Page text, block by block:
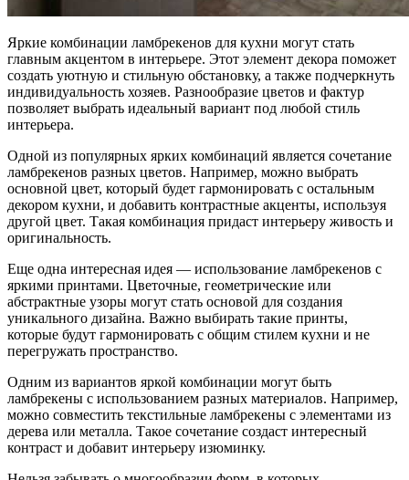
Яркие комбинации ламбрекенов для кухни могут стать
главным акцентом в интерьере. Этот элемент декора поможет
создать уютную и стильную обстановку, а также подчеркнуть
индивидуальность хозяев. Разнообразие цветов и фактур
позволяет выбрать идеальный вариант под любой стиль
интерьера.
Одной из популярных ярких комбинаций является сочетание
ламбрекенов разных цветов. Например, можно выбрать
основной цвет, который будет гармонировать с остальным
декором кухни, и добавить контрастные акценты, используя
другой цвет. Такая комбинация придаст интерьеру живость и
оригинальность.
Еще одна интересная идея — использование ламбрекенов с
яркими принтами. Цветочные, геометрические или
абстрактные узоры могут стать основой для создания
уникального дизайна. Важно выбирать такие принты,
которые будут гармонировать с общим стилем кухни и не
перегружать пространство.
Одним из вариантов яркой комбинации могут быть
ламбрекены с использованием разных материалов. Например,
можно совместить текстильные ламбрекены с элементами из
дерева или металла. Такое сочетание создаст интересный
контраст и добавит интерьеру изюминку.